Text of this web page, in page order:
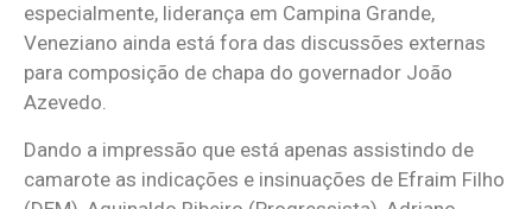
especialmente, liderança em Campina Grande,
Veneziano ainda está fora das discussões externas
para composição de chapa do governador João
Azevedo.
Dando a impressão que está apenas assistindo de
camarote as indicações e insinuações de Efraim Filho